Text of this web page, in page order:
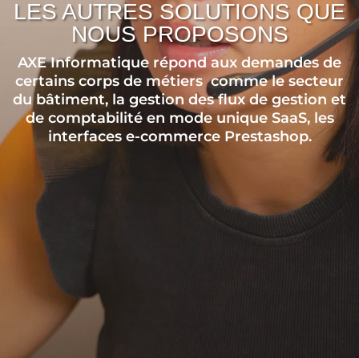
LES AUTRES SOLUTIONS QUE
NOUS PROPOSONS
AXE Informatique répond aux demandes de
certains corps de métiers comme le secteur
du bâtiment, la gestion des flux de gestion et
de comptabilité en mode unique SaaS, les
interfaces e-commerce Prestashop.